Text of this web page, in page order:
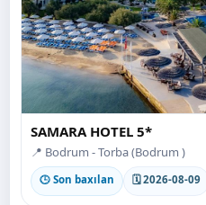
SAMARA HOTEL 5*
📍 Bodrum - Torba (Bodrum )
🕒 Son baxılan 🗓 2026-08-09